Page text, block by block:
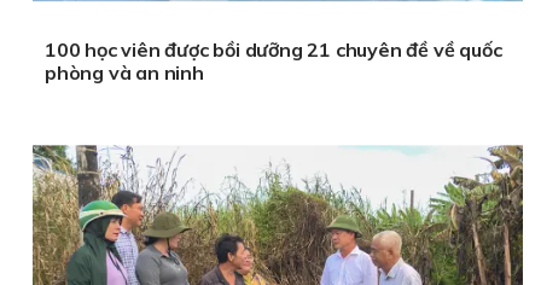
100 học viên được bồi dưỡng 21 chuyên đề về quốc
phòng và an ninh